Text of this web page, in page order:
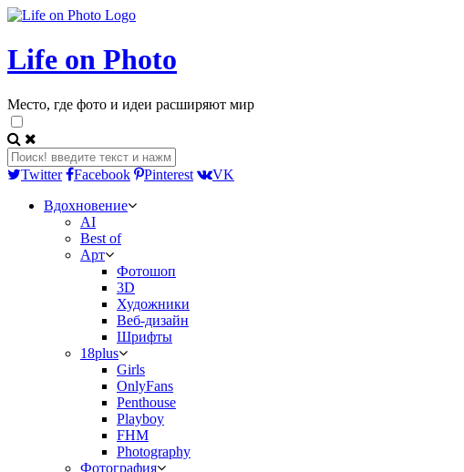
Life on Photo
Место, где фото и идеи расширяют мир
Twitter Facebook Pinterest
VK
Вдохновение
AI
Best of
Арт
Фотошоп
3D
Художники
Веб-дизайн
Шрифты
18plus
Girls
OnlyFans
Penthouse
Playboy
FHM
Photography
Фотография